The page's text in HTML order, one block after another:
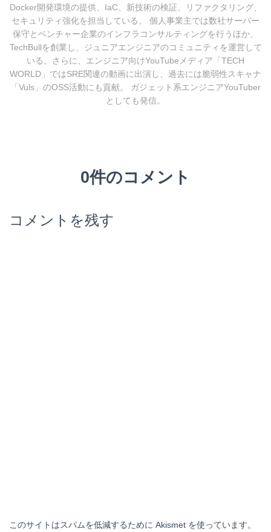
Docker開発環境の提供、IaC、新技術の検証、リファクタリング、
セキュリティ強化を担当している。 個人事業主では数社サーバー
保守とベンチャー企業のインフラコンサルティングを行うほか、
TechBullを創業し、ジュニアエンジニアのコミュニティを運営して
いる。さらに、エンジニア向けYouTubeメディア「TECH
WORLD」ではSRE関連の動画に出演し、過去には脆弱性スキャナ
「Vuls」のOSS活動にも貢献。 ガジェット系エンジニアYouTuber
としても発信。
0件のコメント
コメントを残す
このサイトはスパムを低減するために Akismet を使っています。